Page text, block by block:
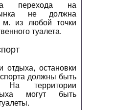
перехода на
не должна
из любой точки
туалета.
отдыха, остановки
должны быть
На территории
могут быть